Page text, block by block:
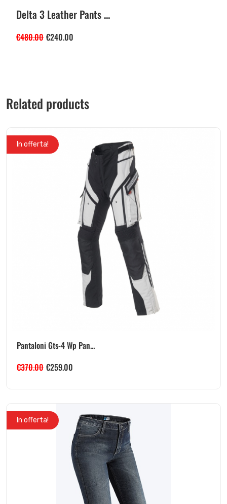
Delta 3 Leather Pants ...
€480.00 €240.00
Related products
In offerta!
Pantaloni Gts-4 Wp Pan...
€370.00 €259.00
In offerta!